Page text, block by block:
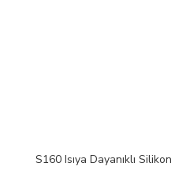
S160 Isıya Dayanıklı